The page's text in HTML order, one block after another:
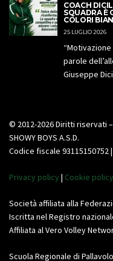
COACH
SQUADRA È
COLORI
25 LUGLIO 2026
parole
Giuseppe
© 2012-2026 Diritti riservati
SHOWY BOYS A.S.D.
Codice fiscale 93115150752
Privacy policy | Cookie policy
Società affiliata alla
Iscritta nel Registro
Affiliata al Vero Volley
Scuola Regionale di Pallavolo